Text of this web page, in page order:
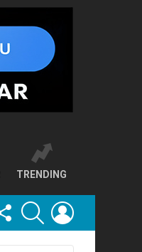
TRENDING
FOLLOW
US
SEARCH